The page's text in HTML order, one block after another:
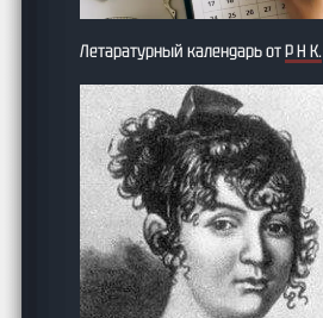
Летаратурный календарь отР Н К.